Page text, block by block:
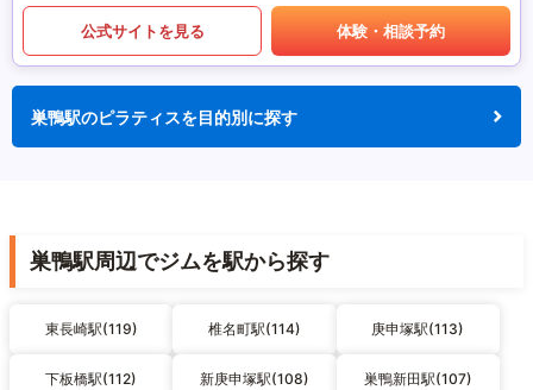
公式サイトを見る 体験・相談予約
巣鴨駅のピラティスを目的別に探す
巣鴨駅周辺でジムを駅から探す
東長崎駅(119) 椎名町駅(114) 庚申塚駅(113)
下板橋駅(112) 新庚申塚駅(108) 巣鴨新田駅(107)